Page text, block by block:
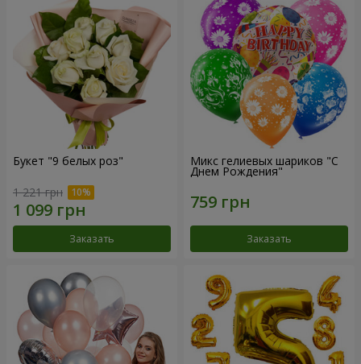
Букет "9 белых роз"
1 221 грн
Заказать
Микс гелиевых шариков "C
Днем Рождения"
Заказать